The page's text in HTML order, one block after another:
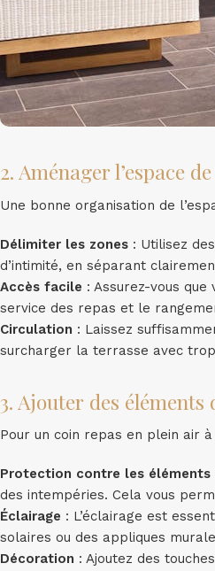
2. Aménager l’espace
Une bonne organisation de
Délimiter les zones : Utilisez
d’intimité, en séparant
Accès facile : Assurez-vous
service des repas et le
Circulation : Laissez
surcharger la terrasse avec
3. Ajouter des
Pour un coin repas en plein air
Protection contre les éléments
des intempéries. Cela vous
Éclairage : L’éclairage est
solaires ou des appliques
Décoration : Ajoutez des